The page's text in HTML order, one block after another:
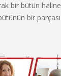
bir bütün
bir